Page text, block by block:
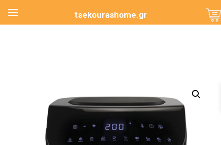
tsekourashome.gr